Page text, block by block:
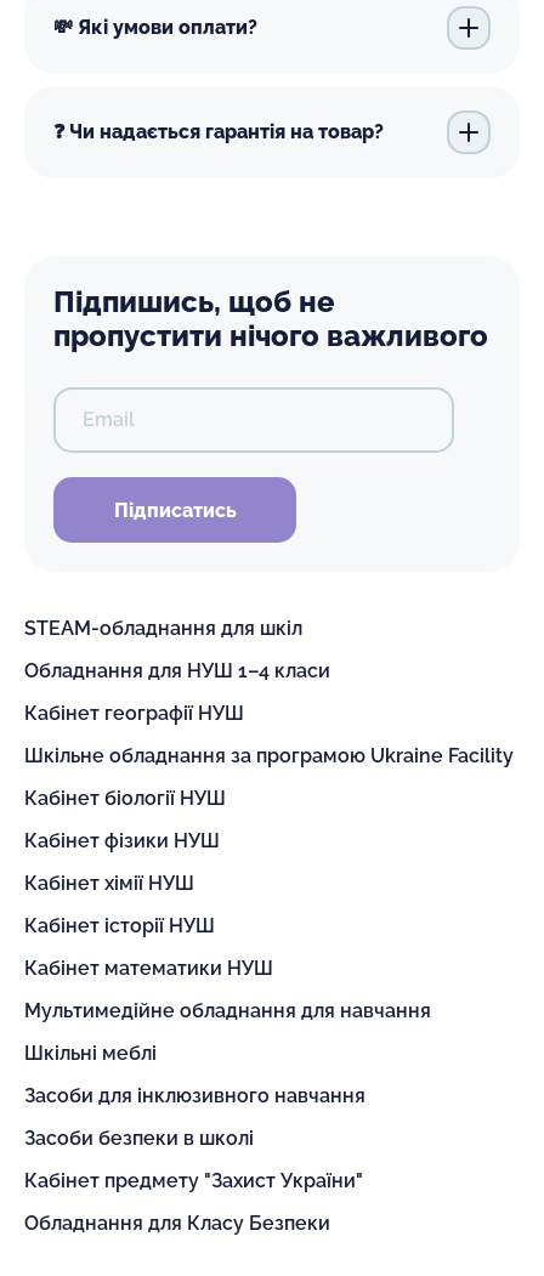
💸 Які умови оплати?
❓ Чи надається гарантія на товар?
Підпишись, щоб не
пропустити нічого важливого
Email
Підписатись
STEAM-обладнання для шкіл
Обладнання для НУШ 1–4 класи
Кабінет географії НУШ
Шкільне обладнання за програмою Ukraine Facility
Кабінет біології НУШ
Кабінет фізики НУШ
Кабінет хімії НУШ
Кабінет історії НУШ
Кабінет математики НУШ
Мультимедійне обладнання для навчання
Шкільні меблі
Засоби для інклюзивного навчання
Засоби безпеки в школі
Кабінет предмету "Захист України"
Обладнання для Класу Безпеки